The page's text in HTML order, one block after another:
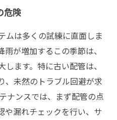
危険
ムは多くの試練に直面しま
が増加するこの季節は、
ます。特に古い配管は、
、未然のトラブル回避が求
ナンスでは、まず配管の点
や漏れチェックを行い、サ